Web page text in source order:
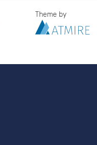
Theme by